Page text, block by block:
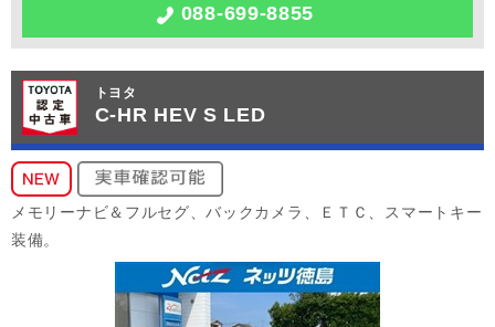
088-699-8855
トヨタ
C-HR HEV S LED
メモリーナビ＆フルセグ、バックカメラ、ＥＴＣ、スマートキー
装備。